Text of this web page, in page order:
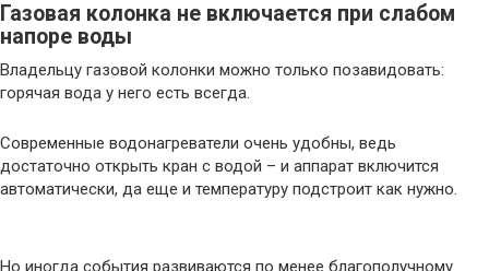
Газовая колонка не включается при слабом
напоре воды
Владельцу газовой колонки можно только позавидовать:
горячая вода у него есть всегда.
Современные водонагреватели очень удобны, ведь
достаточно открыть кран с водой – и аппарат включится
автоматически, да еще и температуру подстроит как нужно.
Но иногда события развиваются по менее благополучному